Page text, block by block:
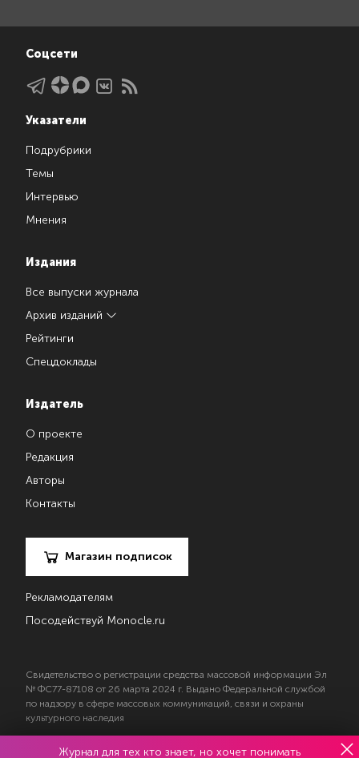
Соцсети
Указатели
Подрубрики
Темы
Интервью
Мнения
Издания
Все выпуски журнала
Архив изданий
Рейтинги
Спецдоклады
Издатель
О проекте
Редакция
Авторы
Контакты
Магазин подписок
Рекламодателям
Посодействуй Monocle.ru
Свидетельство о регистрации средства массовой информации Эл
№ ФС77-87108 от 26 марта 2024 г. Выдано Федеральной службой
по надзору в сфере массовых коммуникаций, связи и охраны
культурного наследия
© 2017—2026 АНО «Творческий коллектив Эксперт»
Журнал для тех кто знает, но хочет понимать